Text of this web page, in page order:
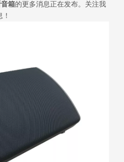
箱的更多消息正在发布。关注我